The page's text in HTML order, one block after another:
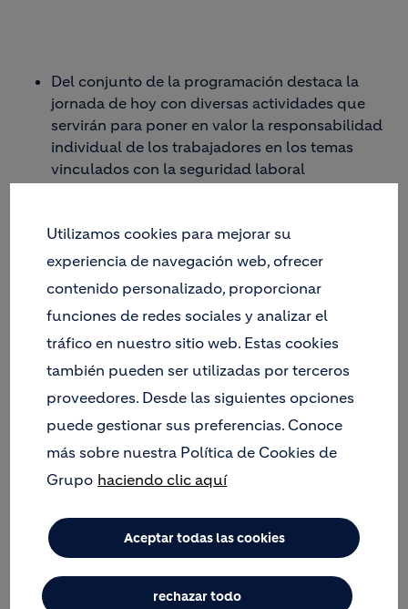
Del conjunto de la programación destaca la
jornada de hoy con diversas actividades que
servirán para poner en valor la responsabilidad
individual de los trabajadores en los temas
vinculados con la seguridad laboral
actuaciones preventivas
El Grupo LafargeHolcim evidencia que el 50
por ciento de los accidentes laborales se
producen en cuatro ámbitos identificados
La fábrica de Lafarge en Montcada i Reixac, del
Central de su XI edición de las Semanas de la Salud
y la Seguridad bajo el lema “Tu decisión, tu
seguridad, tu vida”, un programa de formación
anual que se organiza anualmente en los 80 países
Utilizamos cookies para mejorar su
experiencia de navegación web, ofrecer
contenido personalizado, proporcionar
funciones de redes sociales y analizar el
tráfico en nuestro sitio web. Estas cookies
también pueden ser utilizadas por terceros
proveedores. Desde las siguientes opciones
puede gestionar sus preferencias. Conoce
más sobre nuestra Política de Cookies de
Grupo haciendo clic aquí
Aceptar todas las cookies
rechazar todo